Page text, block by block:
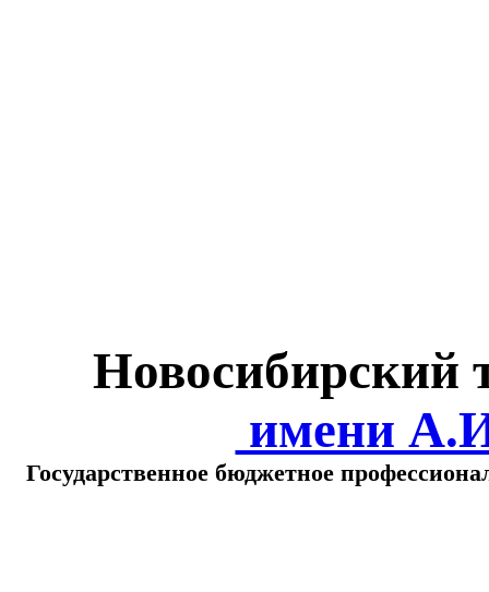
Новосибирский
имени
Государственное бюджетное